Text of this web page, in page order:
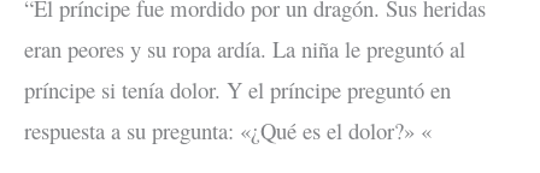
“El príncipe fue mordido por un dragón. Sus heridas
eran peores y su ropa ardía. La niña le preguntó al
príncipe si tenía dolor. Y el príncipe preguntó en
respuesta a su pregunta: «¿Qué es el dolor?» «